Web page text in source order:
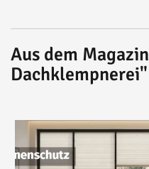
Aus dem
Dachklempnerei"